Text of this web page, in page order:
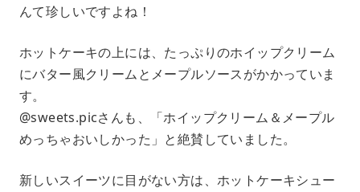
んて珍しいですよね！
ホットケーキの上には、たっぷりのホイップクリーム
にバター風クリームとメープルソースがかかっていま
す。
@sweets.picさんも、「ホイップクリーム＆メープル
めっちゃおいしかった」と絶賛していました。
新しいスイーツに目がない方は、ホットケーキシュー